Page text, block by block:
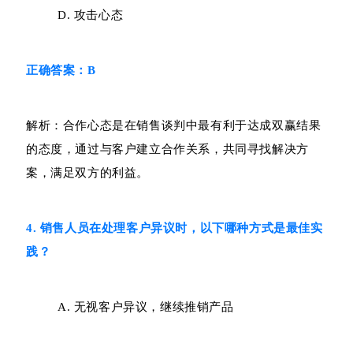
D. 攻击心态
正确答案：B
解析：合作心态是在销售谈判中最有利于达成双赢结果
的态度，通过与客户建立合作关系，共同寻找解决方
案，满足双方的利益。
4. 销售人员在处理客户异议时，以下哪种方式是最佳实
践？
A. 无视客户异议，继续推销产品